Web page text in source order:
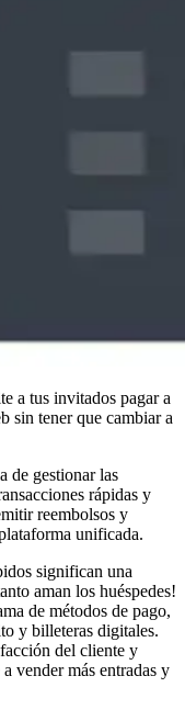
a tus invitados pagar a
sin tener que cambiar a
de gestionar las
rápidas y
reembolsos y
unificada.
significan una
aman los huéspedes!
de métodos de pago,
y billeteras digitales.
del cliente y
vender más entradas y